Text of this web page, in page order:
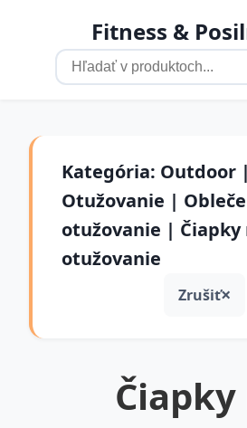
Fitness &
Kategória: Outdoor |
Otužovanie |
otužovanie | Čiapky
otužovanie
Zrušiť
Čiapky